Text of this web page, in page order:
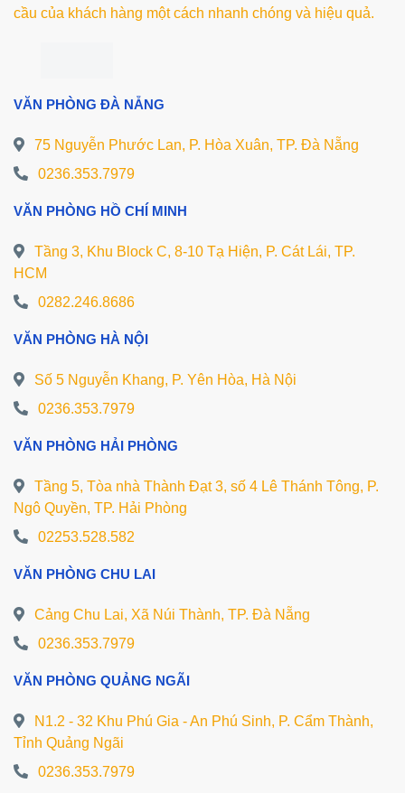
cầu của khách hàng một cách nhanh chóng và hiệu quả.
VĂN PHÒNG ĐÀ NẴNG
75 Nguyễn Phước Lan, P. Hòa Xuân, TP. Đà Nẵng
0236.353.7979
VĂN PHÒNG HỒ CHÍ MINH
Tầng 3, Khu Block C, 8-10 Tạ Hiện, P. Cát Lái, TP.
HCM
0282.246.8686
VĂN PHÒNG HÀ NỘI
Số 5 Nguyễn Khang, P. Yên Hòa, Hà Nội
0236.353.7979
VĂN PHÒNG HẢI PHÒNG
Tầng 5, Tòa nhà Thành Đạt 3, số 4 Lê Thánh Tông, P.
Ngô Quyền, TP. Hải Phòng
02253.528.582
VĂN PHÒNG CHU LAI
Cảng Chu Lai, Xã Núi Thành, TP. Đà Nẵng
0236.353.7979
VĂN PHÒNG QUẢNG NGÃI
N1.2 - 32 Khu Phú Gia - An Phú Sinh, P. Cẩm Thành,
Tỉnh Quảng Ngãi
0236.353.7979